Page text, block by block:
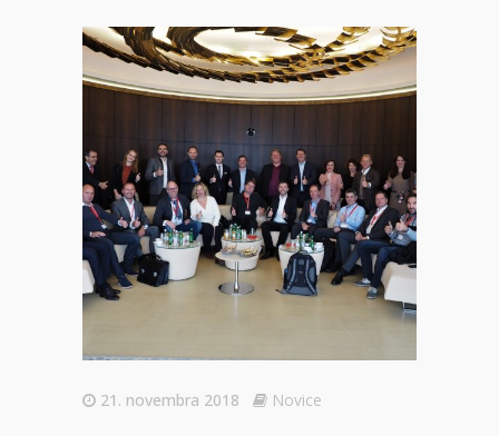
21. novembra 2018 Novice